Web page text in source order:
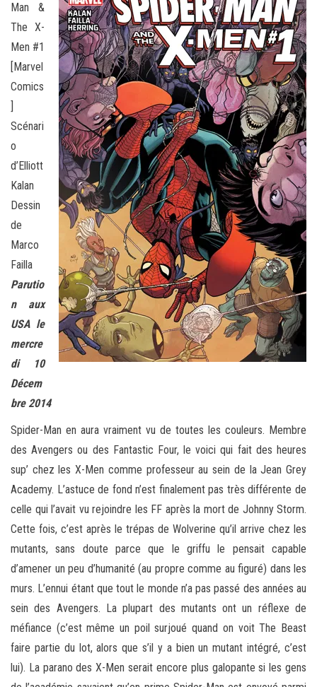
Man &
The X-
Men #1
[Marvel
Comics
]
Scénari
o
d’Elliott
Kalan
Dessin
de
Marco
Failla
Parutio
n aux
USA le
mercre
di 10
Décem
bre 2014
Spider-Man en aura vraiment vu de toutes les couleurs. Membre
des Avengers ou des Fantastic Four, le voici qui fait des heures
sup’ chez les X-Men comme professeur au sein de la Jean Grey
Academy. L’astuce de fond n’est finalement pas très différente de
celle qui l’avait vu rejoindre les FF après la mort de Johnny Storm.
Cette fois, c’est après le trépas de Wolverine qu’il arrive chez les
mutants, sans doute parce que le griffu le pensait capable
d’amener un peu d’humanité (au propre comme au figuré) dans les
murs. L’ennui étant que tout le monde n’a pas passé des années au
sein des Avengers. La plupart des mutants ont un réflexe de
méfiance (c’est même un poil surjoué quand on voit The Beast
faire partie du lot, alors que s’il y a bien un mutant intégré, c’est
lui). La parano des X-Men serait encore plus galopante si les gens